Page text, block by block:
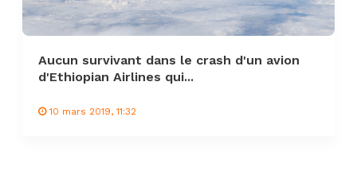
Aucun survivant dans le crash d'un avion
d'Ethiopian Airlines qui...
10 mars 2019, 11:32